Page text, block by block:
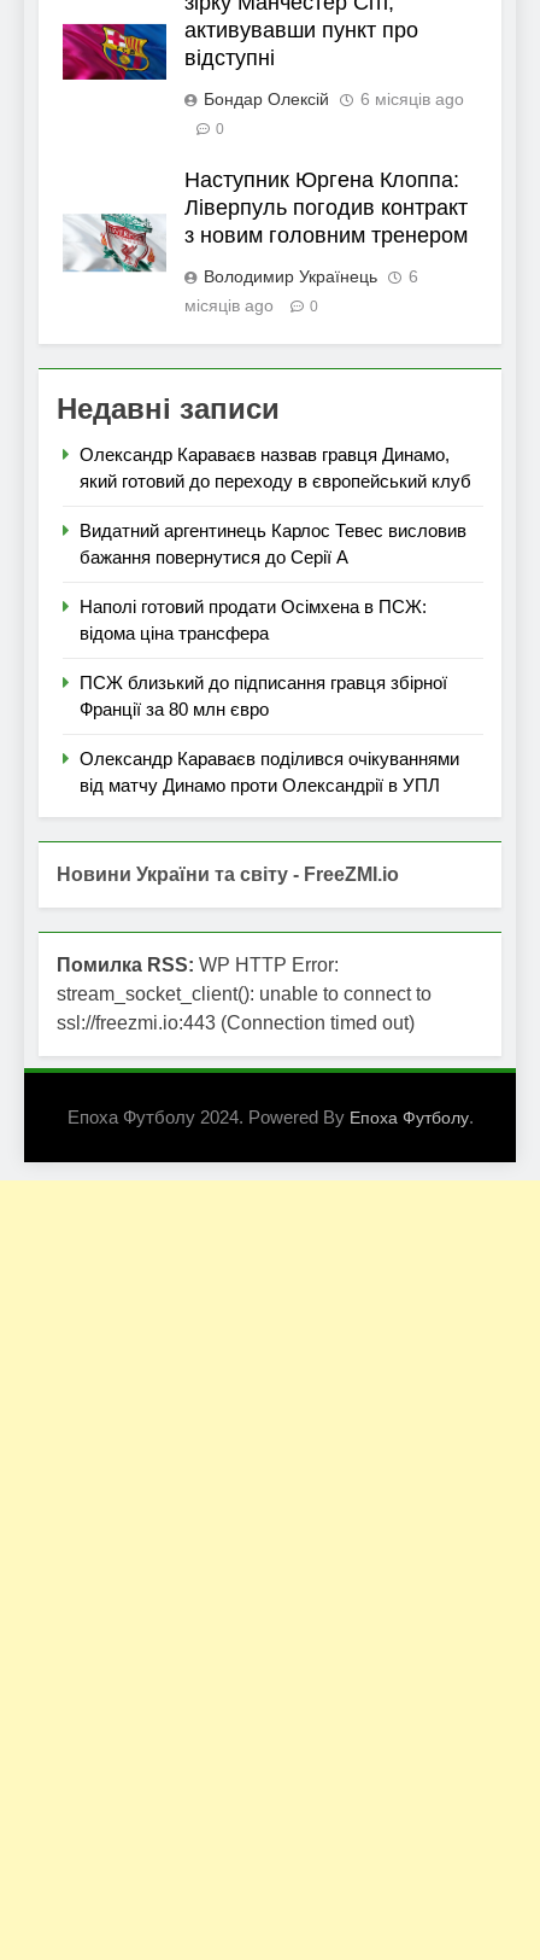
активувавши пункт про
відступні
Бондар Олексій 6 місяців ago
0
Наступник Юргена Клоппа:
Ліверпуль погодив контракт
з новим головним тренером
Володимир Українець
6
місяців ago
0
Недавні записи
Олександр Караваєв назвав гравця Динамо,
який готовий до переходу в європейський клуб
Видатний аргентинець Карлос Тевес висловив
бажання повернутися до Серії А
Наполі готовий продати Осімхена в ПСЖ:
відома ціна трансфера
ПСЖ близький до підписання гравця збірної
Франції за 80 млн євро
Олександр Караваєв поділився очікуваннями
від матчу Динамо проти Олександрії в УПЛ
Новини України та світу - FreeZMI.io
Помилка RSS: WP HTTP Error:
stream_socket_client(): unable to connect to
ssl://freezmi.io:443 (Connection timed out)
Епоха Футболу 2024. Powered By Епоха Футболу.